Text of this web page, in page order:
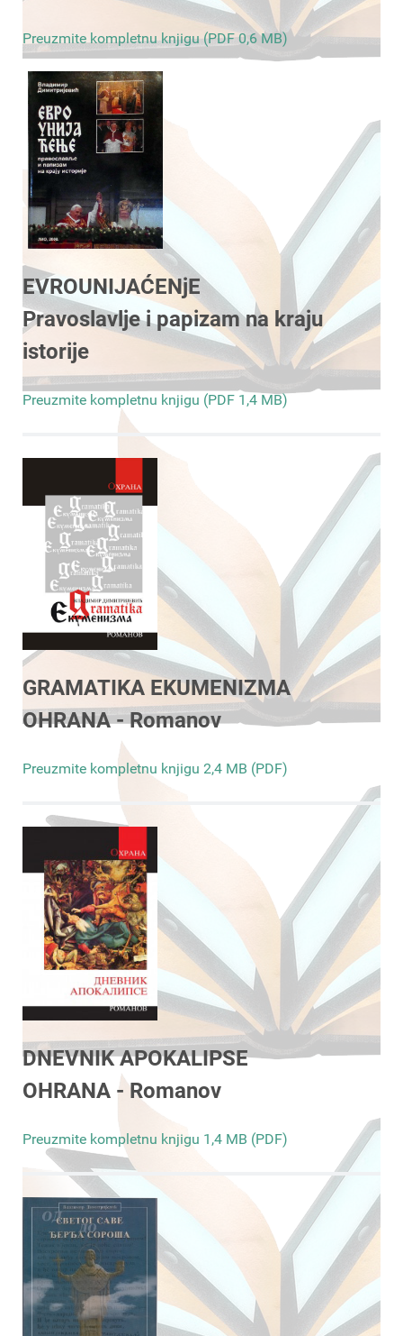
Preuzmite kompletnu knjigu (PDF 0,6 MB)
EVROUNIJAĆENjE
Pravoslavlje i papizam na kraju
istorije
Preuzmite kompletnu knjigu (PDF 1,4 MB)
GRAMATIKA EKUMENIZMA
OHRANA - Romanov
Preuzmite kompletnu knjigu 2,4 MB (PDF)
DNEVNIK APOKALIPSE
OHRANA - Romanov
Preuzmite kompletnu knjigu 1,4 MB (PDF)